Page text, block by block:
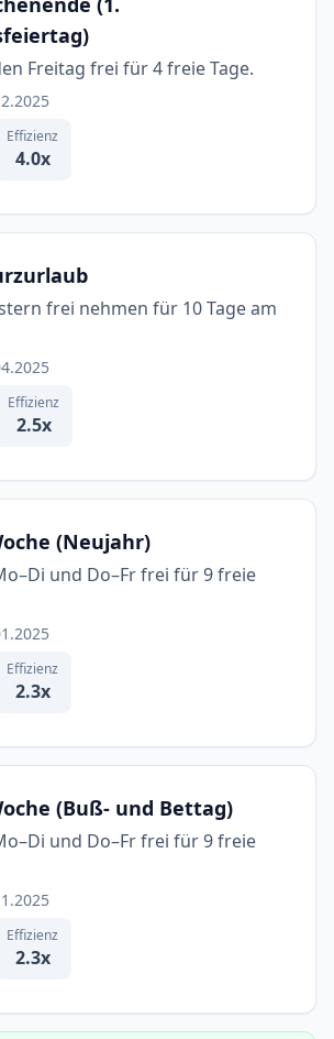
Freitag frei für 4 freie Tage.
Effizienz
4.0x
frei nehmen für 10 Tage am
Effizienz
2.5x
(Neujahr)
und Do–Fr frei für 9 freie
Effizienz
2.3x
(Buß- und Bettag)
und Do–Fr frei für 9 freie
Effizienz
2.3x